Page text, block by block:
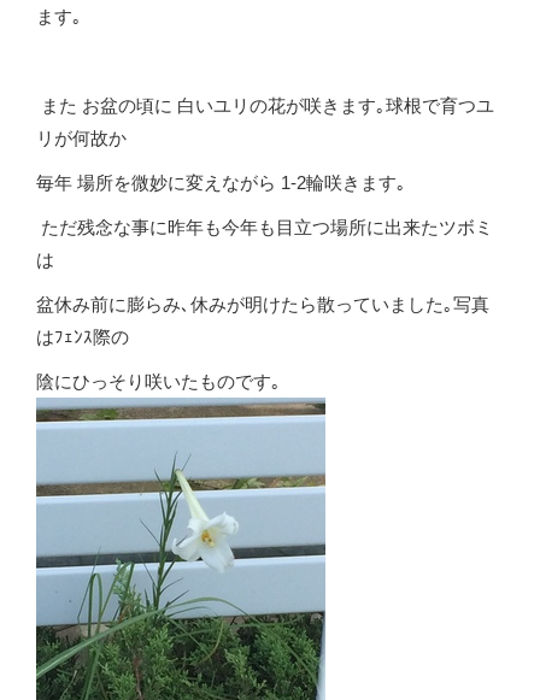
ます｡
また お盆の頃に 白いユリの花が咲きます｡球根で育つユ
リが何故か
毎年 場所を微妙に変えながら 1-2輪咲きます｡
ただ残念な事に昨年も今年も目立つ場所に出来たツボミ
は
盆休み前に膨らみ､休みが明けたら散っていました｡写真
はﾌｪﾝｽ際の
陰にひっそり咲いたものです｡